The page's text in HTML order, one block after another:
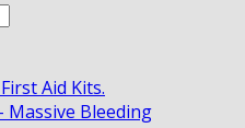
Aid Kits.
Massive Bleeding